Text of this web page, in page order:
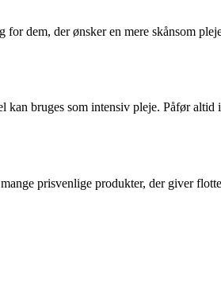
dem, der ønsker en mere skånsom
kan bruges som intensiv pleje. Påfør
prisvenlige produkter, der giver